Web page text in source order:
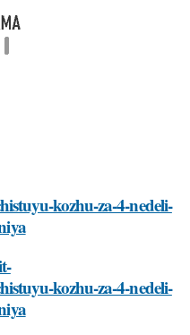
kozhu-za-4-nedeli-
kozhu-za-4-nedeli-